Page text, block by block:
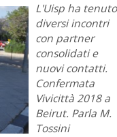
L'Uisp ha tenuto
diversi incontri
con partner
consolidati e
nuovi contatti.
Confermata
Vivicittà 2018 a
Beirut. Parla M.
Tossini